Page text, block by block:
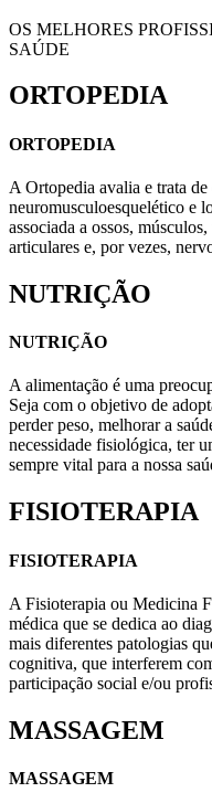
OS MELHORES
SAÚDE
ORTOPEDIA
ORTOPEDIA
A Ortopedia avalia e trata de
neuromusculoesquelético e
associada a ossos,
articulares e, por vezes,
NUTRIÇÃO
NUTRIÇÃO
A alimentação é uma
Seja com o objetivo de
perder peso, melhorar a
necessidade fisiológica, ter
sempre vital para a nossa
FISIOTERAPIA
FISIOTERAPIA
A Fisioterapia ou Medicina
médica que se dedica ao
mais diferentes patologias
cognitiva, que interferem
participação social e/ou
MASSAGEM
MASSAGEM